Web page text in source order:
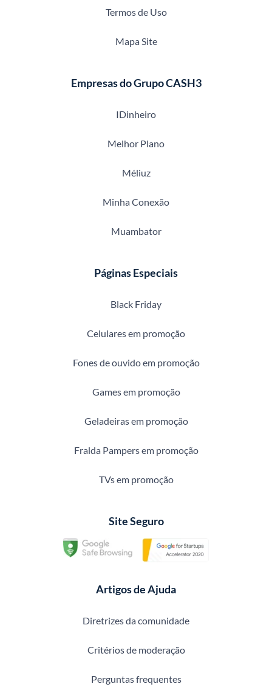
Termos de Uso
Mapa Site
Empresas do Grupo CASH3
IDinheiro
Melhor Plano
Méliuz
Minha Conexão
Muambator
Páginas Especiais
Black Friday
Celulares em promoção
Fones de ouvido em promoção
Games em promoção
Geladeiras em promoção
Fralda Pampers em promoção
TVs em promoção
Site Seguro
Artigos de Ajuda
Diretrizes da comunidade
Critérios de moderação
Perguntas frequentes